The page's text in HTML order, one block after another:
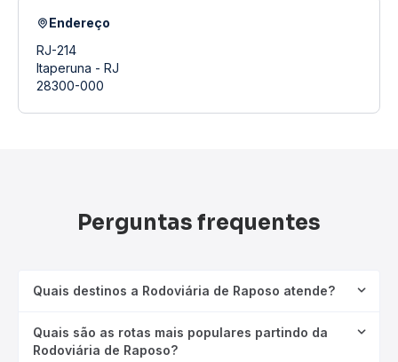
Endereço
RJ-214
Itaperuna - RJ
28300-000
Perguntas frequentes
Quais destinos a Rodoviária de Raposo atende?
Quais são as rotas mais populares partindo da
Rodoviária de Raposo?